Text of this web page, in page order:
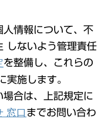
人情報について、不
しないよう管理責任
を整備し、これらの
実施します。
合は、上記規定に
窓口 までお問い合わ